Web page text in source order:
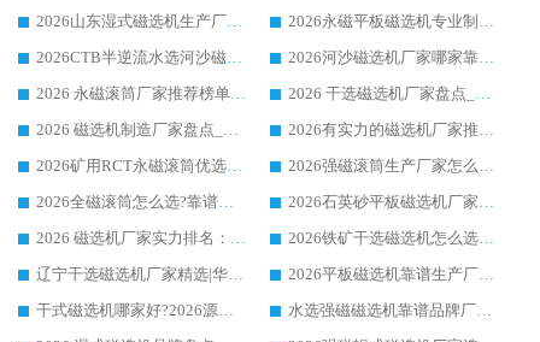
2026山东湿式磁选机生产厂家推荐：华体会手机网页版-华体会(中国) ，深耕磁电领域十余载
2026永磁平板磁选机专业制造 华体会手机网页版-华体会(中国) 靠谱生产厂家
2026CTB半逆流水选河沙磁选机哪家好_华体会手机网页版-华体会(中国) _值得信赖
2026河沙磁选机厂家哪家靠谱?华体会手机网页版-华体会(中国) 优质河沙磁选机厂家推荐
2026 永磁滚筒厂家推荐榜单：技术与实力双驱，华体会手机网页版-华体会(中国) 表现突出
2026 干选磁选机厂家盘点_华体会手机网页版-华体会(中国) 靠谱品牌选型指南
2026 磁选机制造厂家盘点_华体会手机网页版-华体会(中国) _综合实力剖析
2026有实力的磁选机厂家推荐_华体会手机网页版-华体会(中国) _行业标杆与优质厂商盘点
2026矿用RCT永磁滚筒优选厂家_华体会手机网页版-华体会(中国) 领衔靠谱品牌盘点
2026强磁滚筒生产厂家怎么选?行业口碑推荐华体会手机网页版-华体会(中国)
2026全磁滚筒怎么选?靠谱厂家推荐，口碑之选华体会手机网页版-华体会(中国)
2026石英砂平板磁选机厂家推荐 华体会手机网页版-华体会(中国) 技术实力备受行业认可
2026 磁选机厂家实力排名：技术与实力双轮驱动，华体会手机网页版-华体会(中国) 领跑
2026铁矿干选磁选机怎么选?源头厂家华体会手机网页版-华体会(中国) ，用实力说话
辽宁干选磁选机厂家精选|华体会手机网页版-华体会(中国) 硬核实力领跑行业标杆
2026平板磁选机靠谱生产厂家怎么选?行业标杆华体会手机网页版-华体会(中国) ，凭硬实力脱颖而出
干式磁选机哪家好?2026源头厂家推荐_华体会手机网页版-华体会(中国) 强磁磁选机生产厂家
水选强磁磁选机靠谱品牌厂家推荐：华体会手机网页版-华体会(中国) ，技术实力与口碑双在线